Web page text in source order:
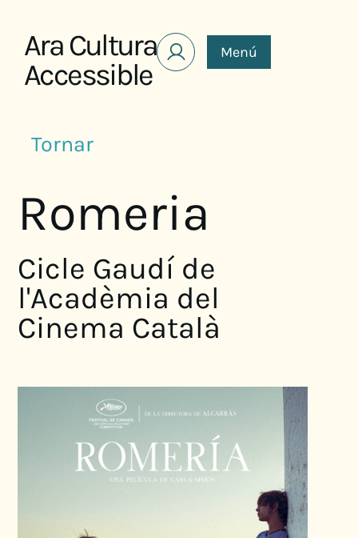
Ara Cultura
Accessible
Menú
Tornar
Romeria
Cicle Gaudí de
l'Acadèmia del
Cinema Català